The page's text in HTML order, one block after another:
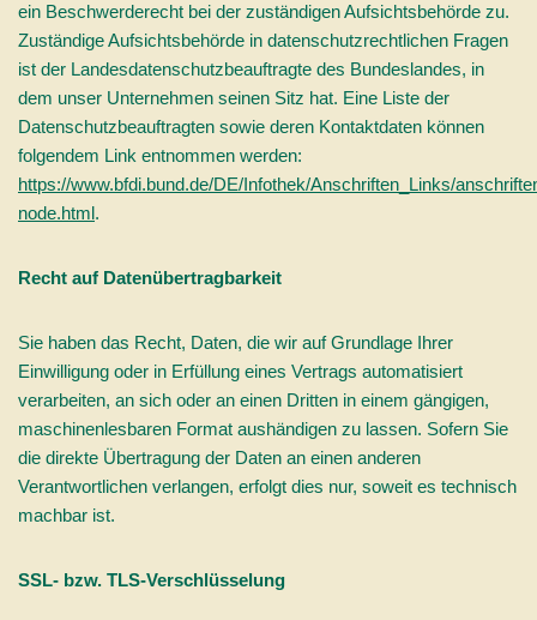
ein Beschwerderecht bei der zuständigen Aufsichtsbehörde zu.
Zuständige Aufsichtsbehörde in datenschutzrechtlichen Fragen
ist der Landesdatenschutzbeauftragte des Bundeslandes, in
dem unser Unternehmen seinen Sitz hat. Eine Liste der
Datenschutzbeauftragten sowie deren Kontaktdaten können
folgendem Link entnommen werden:
https://www.bfdi.bund.de/DE/Infothek/Anschriften_Links/
node.html.
Recht auf Datenübertragbarkeit
Sie haben das Recht, Daten, die wir auf Grundlage Ihrer
Einwilligung oder in Erfüllung eines Vertrags automatisiert
verarbeiten, an sich oder an einen Dritten in einem gängigen,
maschinenlesbaren Format aushändigen zu lassen. Sofern Sie
die direkte Übertragung der Daten an einen anderen
Verantwortlichen verlangen, erfolgt dies nur, soweit es technisch
machbar ist.
SSL- bzw. TLS-Verschlüsselung